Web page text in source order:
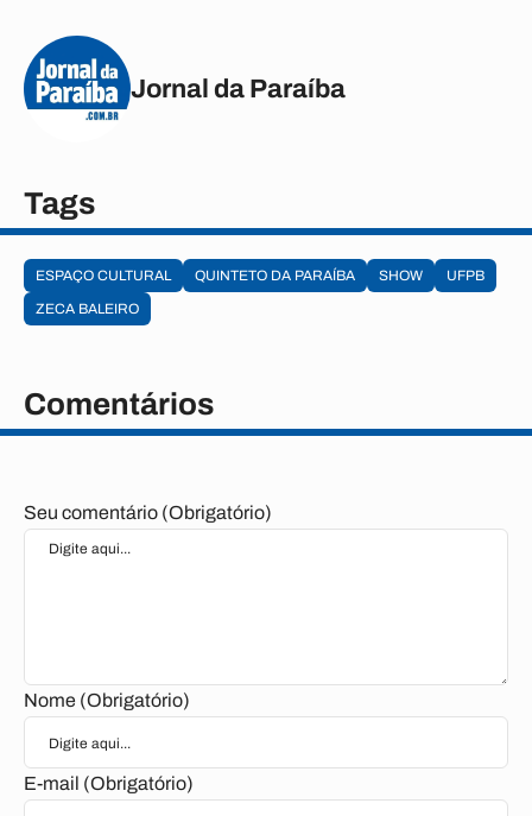
Jornal da Paraíba
Tags
ESPAÇO CULTURAL QUINTETO DA PARAÍBA SHOW
UFPB
ZECA BALEIRO
Comentários
Seu comentário (Obrigatório)
Nome (Obrigatório)
E-mail (Obrigatório)